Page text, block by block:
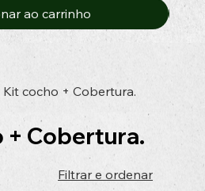
ao carrinho
Kit cocho + Cobertura.
+ Cobertura.
Filtrar e ordenar